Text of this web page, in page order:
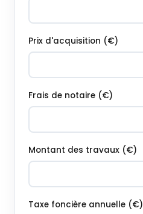
Prix d'acquisition (€)
Frais de notaire (€)
Montant des travaux (€)
Taxe foncière annuelle (€)